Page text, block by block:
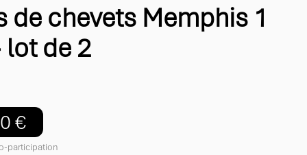
de chevets Memphis 1
de 2
€
participation